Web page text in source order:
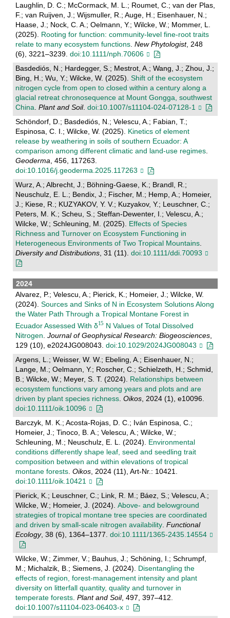
Laughlin, D. C.; McCormack, M. L.; Roumet, C.; van der Plas,
F.; van Ruijven, J.; Wijsmuller, R.; Auge, H.; Eisenhauer, N.;
Haase, J.; Nock, C. A.; Oelmann, Y.; Wilcke, W.; Mommer, L.
(2025). Rooting for function: community‐level fine‐root traits
relate to many ecosystem functions. New Phytologist, 248
(6), 3221–3239. doi:10.1111/nph.70606
Basdediós, N.; Hardegger, S.; Mestrot, A.; Wang, J.; Zhou, J.;
Bing, H.; Wu, Y.; Wilcke, W. (2025). Shift of the ecosystem
nitrogen cycle from open to closed within a century along a
glacial retreat chronosequence at Mount Gongga, southwest
China Plant and Soil. doi:10.1007/s11104-024-07128-1
Schöndorf, D.; Basdediós, N.; Velescu, A.; Fabian, T.;
Espinosa, C. I.; Wilcke, W. (2025). Kinetics of element
release by weathering in soils of southern Ecuador: A
comparison among different climatic and land-use regimes.
Geoderma , 456, 117263.
doi:10.1016/j.geoderma.2025.117263
Wurz, A.; Albrecht, J.; Böhning-Gaese, K.; Brandl, R.;
Neuschulz, E. L.; Bendix, J.; Fischer, M.; Hemp, A.; Homeier,
J.; Kiese, R.; KUZYAKOV, Y. V.; Kuzyakov, Y.; Leuschner, C.;
Peters, M. K.; Scheu, S.; Steffan-Dewenter, I.; Velescu, A.;
Wilcke, W.; Schleuning, M. (2025). Effects of Species
Richness and Turnover on Ecosystem Functioning in
Heterogeneous Environments of Two Tropical Mountains.
Diversity and Distributions, 31 (11). doi:10.1111/ddi.70093
2024
Alvarez, P.; Velescu, A.; Pierick, K.; Homeier, J.; Wilcke, W.
(2024). Sources and Sinks of N in Ecosystem Solutions Along
the Water Path Through a Tropical Montane Forest in
Ecuador Assessed With δ
N Values of Total Dissolved
Nitrogen Journal of Geophysical Research: Biogeosciences,
129 (10), e2024JG008043. doi:10.1029/2024JG008043
Argens, L.; Weisser, W. W.; Ebeling, A.; Eisenhauer, N.;
Lange, M.; Oelmann, Y.; Roscher, C.; Schielzeth, H.; Schmid,
B.; Wilcke, W.; Meyer, S. T. (2024). Relationships between
ecosystem functions vary among years and plots and are
driven by plant species richness. Oikos, 2024 (1), e10096.
doi:10.1111/oik.10096
Barczyk, M. K.; Acosta-Rojas, D. C.; Iván Espinosa, C.;
Homeier, J.; Tinoco, B. A.; Velescu, A.; Wilcke, W.;
Schleuning, M.; Neuschulz, E. L. (2024). Environmental
conditions differently shape leaf, seed and seedling trait
composition between and within elevations of tropical
montane forests. Oikos, 2024 (11), Art-Nr.: 10421.
doi:10.1111/oik.10421
Pierick, K.; Leuschner, C.; Link, R. M.; Báez, S.; Velescu, A.;
Wilcke, W.; Homeier, J. (2024). Above‐ and belowground
strategies of tropical montane tree species are coordinated
and driven by small‐scale nitrogen availability. Functional
Ecology, 38 (6), 1364–1377. doi:10.1111/1365-2435.14554
Wilcke, W.; Zimmer, V.; Bauhus, J.; Schöning, I.; Schrumpf,
M.; Michalzik, B.; Siemens, J. (2024). Disentangling the
effects of region, forest-management intensity and plant
diversity on litterfall quantity, quality and turnover in
temperate forests. Plant and Soil, 497, 397–412.
doi:10.1007/s11104-023-06403-x